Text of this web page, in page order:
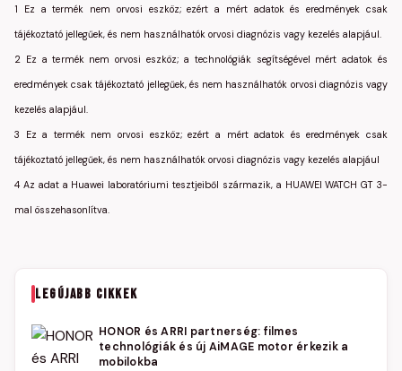
1 Ez a termék nem orvosi eszköz; ezért a mért adatok és eredmények csak
tájékoztató jellegűek, és nem használhatók orvosi diagnózis vagy kezelés alapjául.
2 Ez a termék nem orvosi eszköz; a technológiák segítségével mért adatok és
eredmények csak tájékoztató jellegűek, és nem használhatók orvosi diagnózis vagy
kezelés alapjául.
3 Ez a termék nem orvosi eszköz; ezért a mért adatok és eredmények csak
tájékoztató jellegűek, és nem használhatók orvosi diagnózis vagy kezelés alapjául
4 Az adat a Huawei laboratóriumi tesztjeiből származik, a HUAWEI WATCH GT 3-
mal összehasonlítva.
LEGÚJABB CIKKEK
HONOR és ARRI partnerség: filmes
technológiák és új AiMAGE motor érkezik a
mobilokba